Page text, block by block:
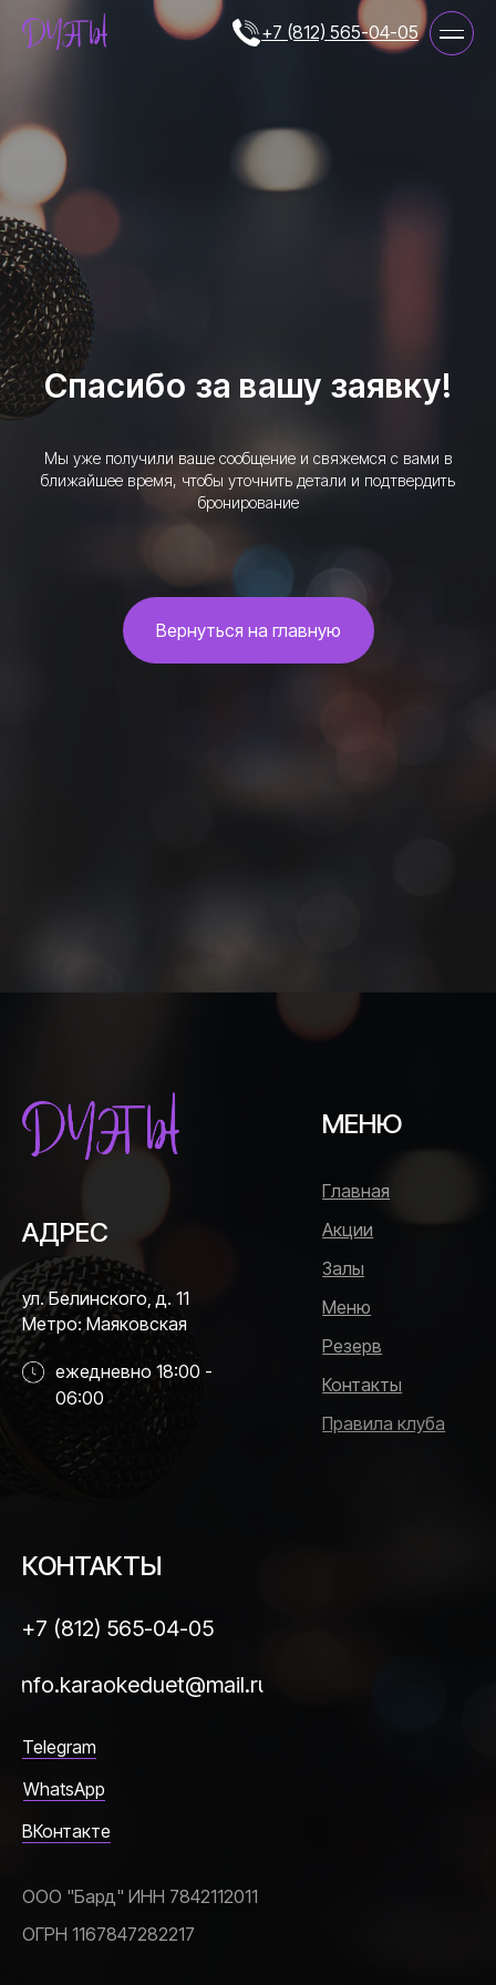
+7 (812) 565-04-05
Спасибо за вашу заявку!
Мы уже получили ваше сообщение и свяжемся с вами в
ближайшее время, чтобы уточнить детали и подтвердить
бронирование
Вернуться на главную
МЕНЮ
ежедневно 18:00 -
06:00
Главная
Акции
Залы
Меню
Резерв
Контакты
Правила клуба
ООО "Бард" ИНН 7842112011
ОГРН 1167847282217
АДРЕС
ул. Белинского, д. 11
Метро: Маяковская
Telegram
WhatsApp
ВКонтакте
КОНТАКТЫ
+7 (812) 565-04-05
info.karaokeduet@mail.ru